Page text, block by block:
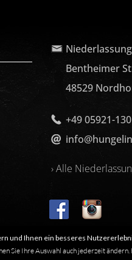
Bentheimer
48529
+49 05921-
› Alle
und Ihnen ein besseres
Sie Ihre Auswahl auch jederzeit ändern.